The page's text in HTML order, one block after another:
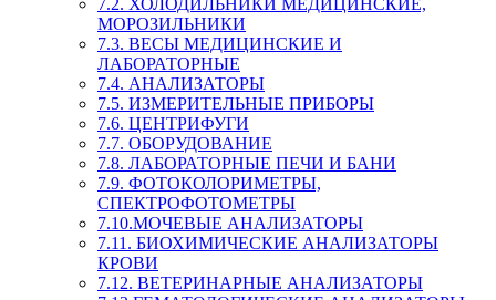
7.2. ХОЛОДИЛЬНИКИ МЕДИЦИНСКИЕ,
МОРОЗИЛЬНИКИ
7.3. ВЕСЫ МЕДИЦИНСКИЕ И
ЛАБОРАТОРНЫЕ
7.4. АНАЛИЗАТОРЫ
7.5. ИЗМЕРИТЕЛЬНЫЕ ПРИБОРЫ
7.6. ЦЕНТРИФУГИ
7.7. ОБОРУДОВАНИЕ
7.8. ЛАБОРАТОРНЫЕ ПЕЧИ И БАНИ
7.9. ФОТОКОЛОРИМЕТРЫ,
СПЕКТРОФОТОМЕТРЫ
7.10.МОЧЕВЫЕ АНАЛИЗАТОРЫ
7.11. БИОХИМИЧЕСКИЕ АНАЛИЗАТОРЫ
КРОВИ
7.12. ВЕТЕРИНАРНЫЕ АНАЛИЗАТОРЫ